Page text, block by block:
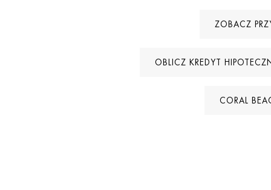
ZOBACZ
OBLICZ KREDYT
CORAL